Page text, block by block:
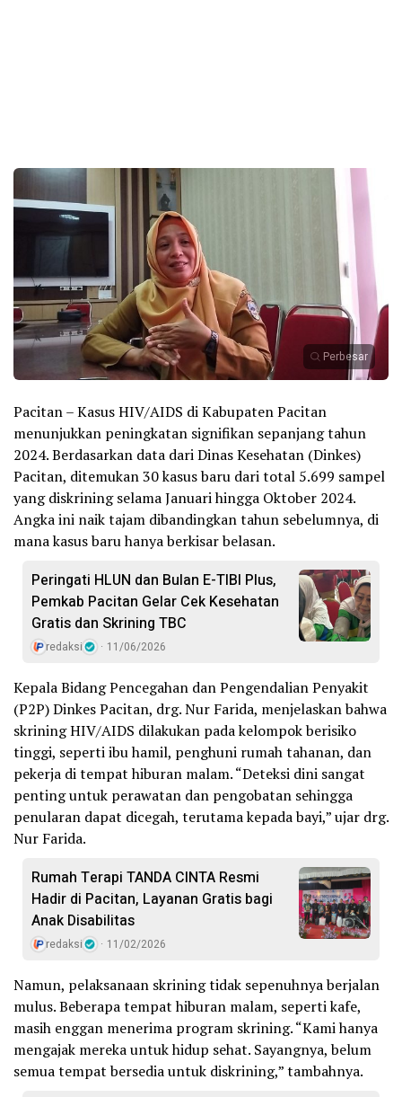
Perbesar
Pacitan – Kasus HIV/AIDS di Kabupaten Pacitan
menunjukkan peningkatan signifikan sepanjang tahun
2024. Berdasarkan data dari Dinas Kesehatan (Dinkes)
Pacitan, ditemukan 30 kasus baru dari total 5.699 sampel
yang diskrining selama Januari hingga Oktober 2024.
Angka ini naik tajam dibandingkan tahun sebelumnya, di
mana kasus baru hanya berkisar belasan.
Peringati HLUN dan Bulan E-TIBI Plus,
Pemkab Pacitan Gelar Cek Kesehatan
Gratis dan Skrining TBC
redaksi 11/06/2026
Kepala Bidang Pencegahan dan Pengendalian Penyakit
(P2P) Dinkes Pacitan, drg. Nur Farida, menjelaskan bahwa
skrining HIV/AIDS dilakukan pada kelompok berisiko
tinggi, seperti ibu hamil, penghuni rumah tahanan, dan
pekerja di tempat hiburan malam. “Deteksi dini sangat
penting untuk perawatan dan pengobatan sehingga
penularan dapat dicegah, terutama kepada bayi,” ujar drg.
Nur Farida.
Rumah Terapi TANDA CINTA Resmi
Hadir di Pacitan, Layanan Gratis bagi
Anak Disabilitas
redaksi 11/02/2026
Namun, pelaksanaan skrining tidak sepenuhnya berjalan
mulus. Beberapa tempat hiburan malam, seperti kafe,
masih enggan menerima program skrining. “Kami hanya
mengajak mereka untuk hidup sehat. Sayangnya, belum
semua tempat bersedia untuk diskrining,” tambahnya.